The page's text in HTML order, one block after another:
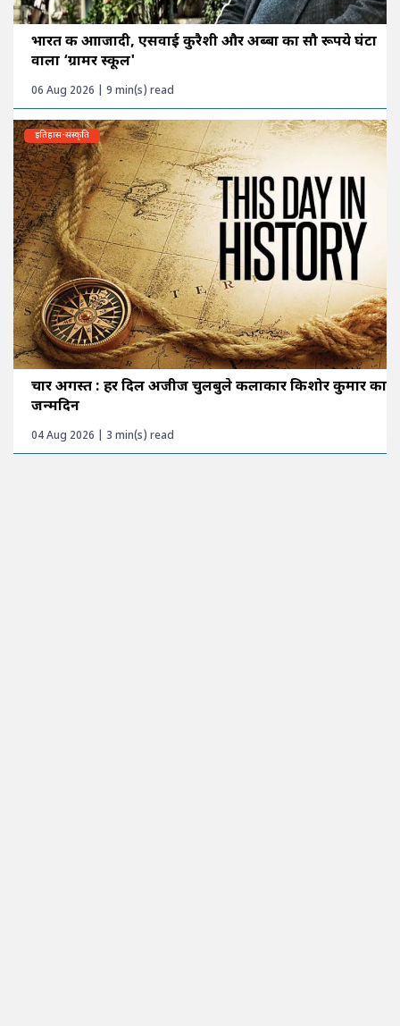
भारत की आाजादी, एसवाई कुरैशी और अब्बा का सौ रूपये घंटा
वाला ‘ग्रामर स्कूल'
06 Aug 2026 | 9 min(s) read
इतिहास-संस्कृति
चार अगस्त : हर दिल अजीज चुलबुले कलाकार किशोर कुमार का
जन्मदिन
04 Aug 2026 | 3 min(s) read